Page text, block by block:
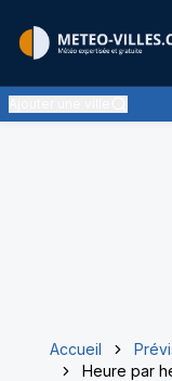
Accueil
Heure par